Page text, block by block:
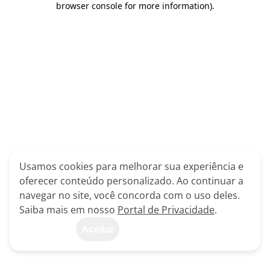
browser console for more information).
Usamos cookies para melhorar sua experiência e
oferecer conteúdo personalizado. Ao continuar a
navegar no site, você concorda com o uso deles.
Saiba mais em nosso Portal de Privacidade.